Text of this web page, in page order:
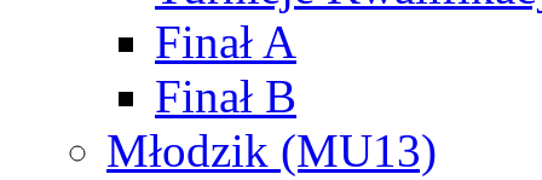
Finał A
Finał B
Młodzik (MU13)